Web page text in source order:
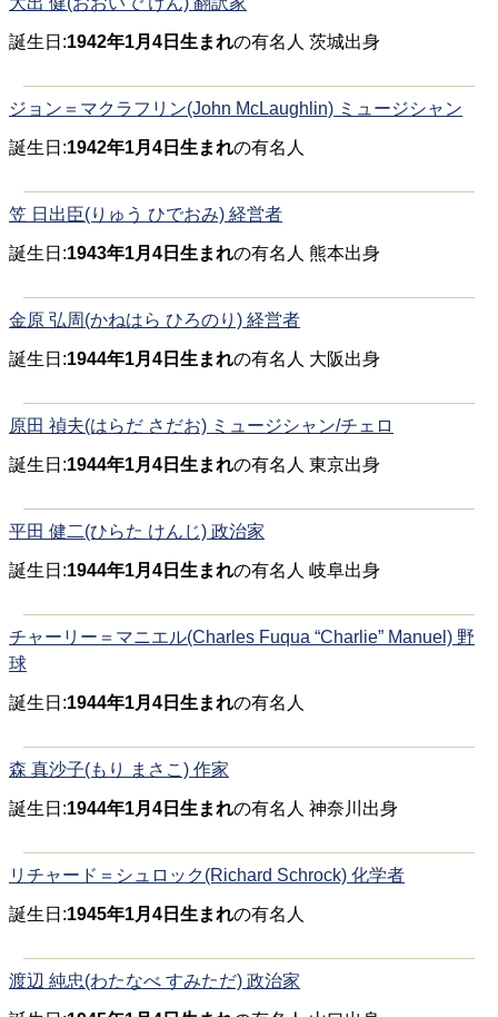
誕生日:1942年1月4日生まれの有名人 茨城出身
ジョン＝マクラフリン(John McLaughlin) ミュージシャン
誕生日:1942年1月4日生まれの有名人
笠 日出臣(りゅう ひでおみ) 経営者
誕生日:1943年1月4日生まれの有名人 熊本出身
金原 弘周(かねはら ひろのり) 経営者
誕生日:1944年1月4日生まれの有名人 大阪出身
原田 禎夫(はらだ さだお) ミュージシャン/チェロ
誕生日:1944年1月4日生まれの有名人 東京出身
平田 健二(ひらた けんじ) 政治家
誕生日:1944年1月4日生まれの有名人 岐阜出身
チャーリー＝マニエル(Charles Fuqua “Charlie” Manuel) 野
球
誕生日:1944年1月4日生まれの有名人
森 真沙子(もり まさこ) 作家
誕生日:1944年1月4日生まれの有名人 神奈川出身
リチャード＝シュロック(Richard Schrock) 化学者
誕生日:1945年1月4日生まれの有名人
渡辺 純忠(わたなべ すみただ) 政治家